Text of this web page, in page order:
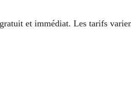
et immédiat. Les tarifs